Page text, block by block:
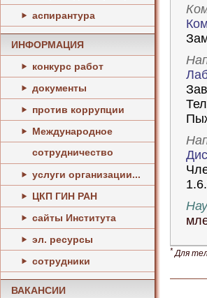
аспирантура
ИНФОРМАЦИЯ
конкурс работ
документы
против коррупции
Международное
сотрудничество
услуги организации...
ЦКП ГИН РАН
сайты Института
эл. ресурсы
сотрудники
ВАКАНСИИ
*Для